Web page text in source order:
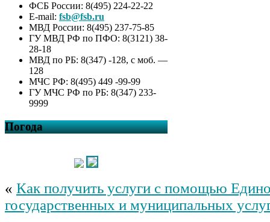
ФСБ России: 8(495) 224-22-22
E-mail: fsb@fsb.ru
МВД России: 8(495) 237-75-85
ГУ МВД РФ по ПФО: 8(3121) 38-
28-18
МВД по РБ: 8(347) -128, с моб. —
128
МЧС РФ: 8(495) 449 -99-99
ГУ МЧС РФ по РБ: 8(347) 233-
9999
Погода
« Как получить услуги с помощью
государственных и муниципальных